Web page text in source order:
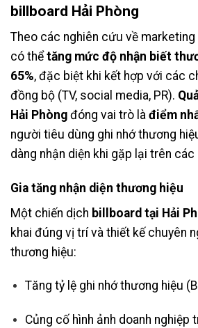
billboard Hải Phòng
Theo các nghiên cứu về
có thểtăng mức độ nhận biết
65%, đặc biệt khi kết hợp với các
đồng bộ (TV, social media, PR).
Hải Phòng đóng vai trò là điểm
người tiêu dùng ghi nhớ thương
dàng nhận diện khi gặp lại trên các
Gia tăng nhận diện thương hiệu
Một chiến dịch billboard tại Hải
khai đúng vị trí và thiết kế chuyên
thương hiệu:
Tăng tỷ lệ ghi nhớ thương hiệu
Củng cố hình ảnh doanh nghiệp